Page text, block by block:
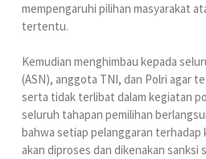
mempengaruhi pilihan masyarakat
tertentu.
Kemudian menghimbau kepada
(ASN), anggota TNI, dan Polri agar
serta tidak terlibat dalam kegiatan
seluruh tahapan pemilihan
bahwa setiap pelanggaran
akan diproses dan dikenakan sanksi